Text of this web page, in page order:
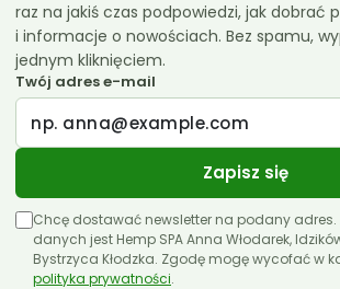
raz na jakiś czas podpowiedzi, jak dobrać
i informacje o nowościach. Bez spamu,
jednym kliknięciem.
Twój adres e-mail
Zapisz się
Chcę dostawać newsletter na podany
danych jest Hemp SPA Anna Włodarek,
Bystrzyca Kłodzka. Zgodę mogę wycofać w
polityka prywatności.